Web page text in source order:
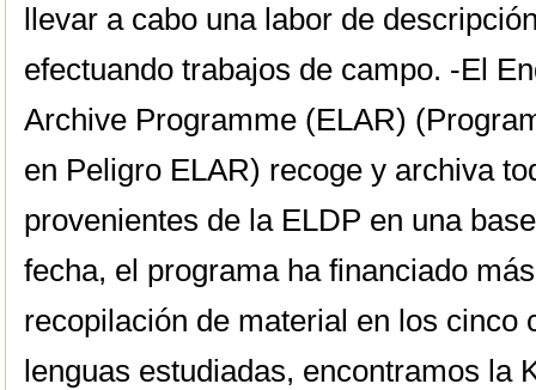
llevar a cabo una labor de
efectuando trabajos de campo. -El
Archive Programme (ELAR)
en Peligro ELAR) recoge y archiva
provenientes de la ELDP en una
fecha, el programa ha financiado
recopilación de material en los cinco
lenguas estudiadas, encontramos la